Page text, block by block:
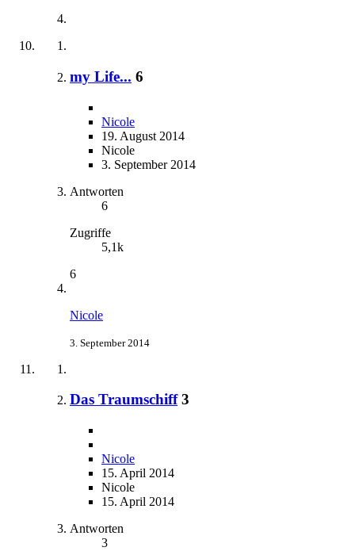
my Life... 6
Nicole
19. August 2014
Nicole
3. September 2014
Antworten
6
Zugriffe
5,1k
6
Nicole
3. September 2014
Das Traumschiff 3
Nicole
15. April 2014
Nicole
15. April 2014
Antworten
3